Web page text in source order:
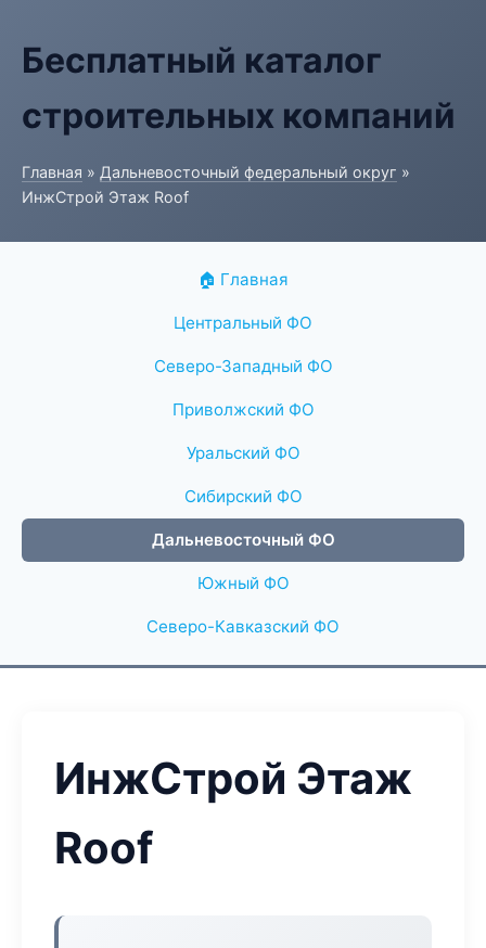
Бесплатный каталог
строительных компаний
Главная » Дальневосточный федеральный округ »
ИнжСтрой Этаж Roof
🏠 Главная
Центральный ФО
Северо-Западный ФО
Приволжский ФО
Уральский ФО
Сибирский ФО
Дальневосточный ФО
Южный ФО
Северо-Кавказский ФО
ИнжСтрой Этаж
Roof